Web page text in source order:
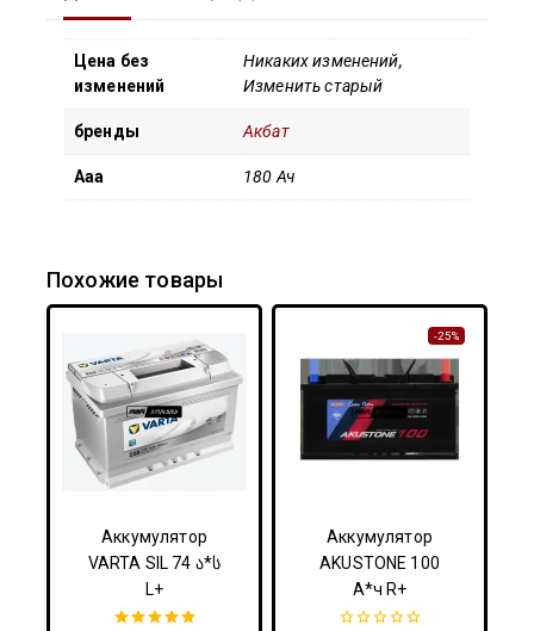
Цена без
изменений
Никаких изменений,
Изменить старый
бренды Акбат
Ааа 180 Ач
Похожие товары
Аккумулятор
VARTA SIL 74 ა*ს
L+
-25%
Аккумулятор
AKUSTONE 100
А*ч R+